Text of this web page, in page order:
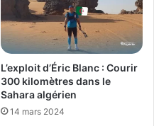
L’exploit d’Éric Blanc : Courir
300 kilomètres dans le
Sahara algérien
14 mars 2024